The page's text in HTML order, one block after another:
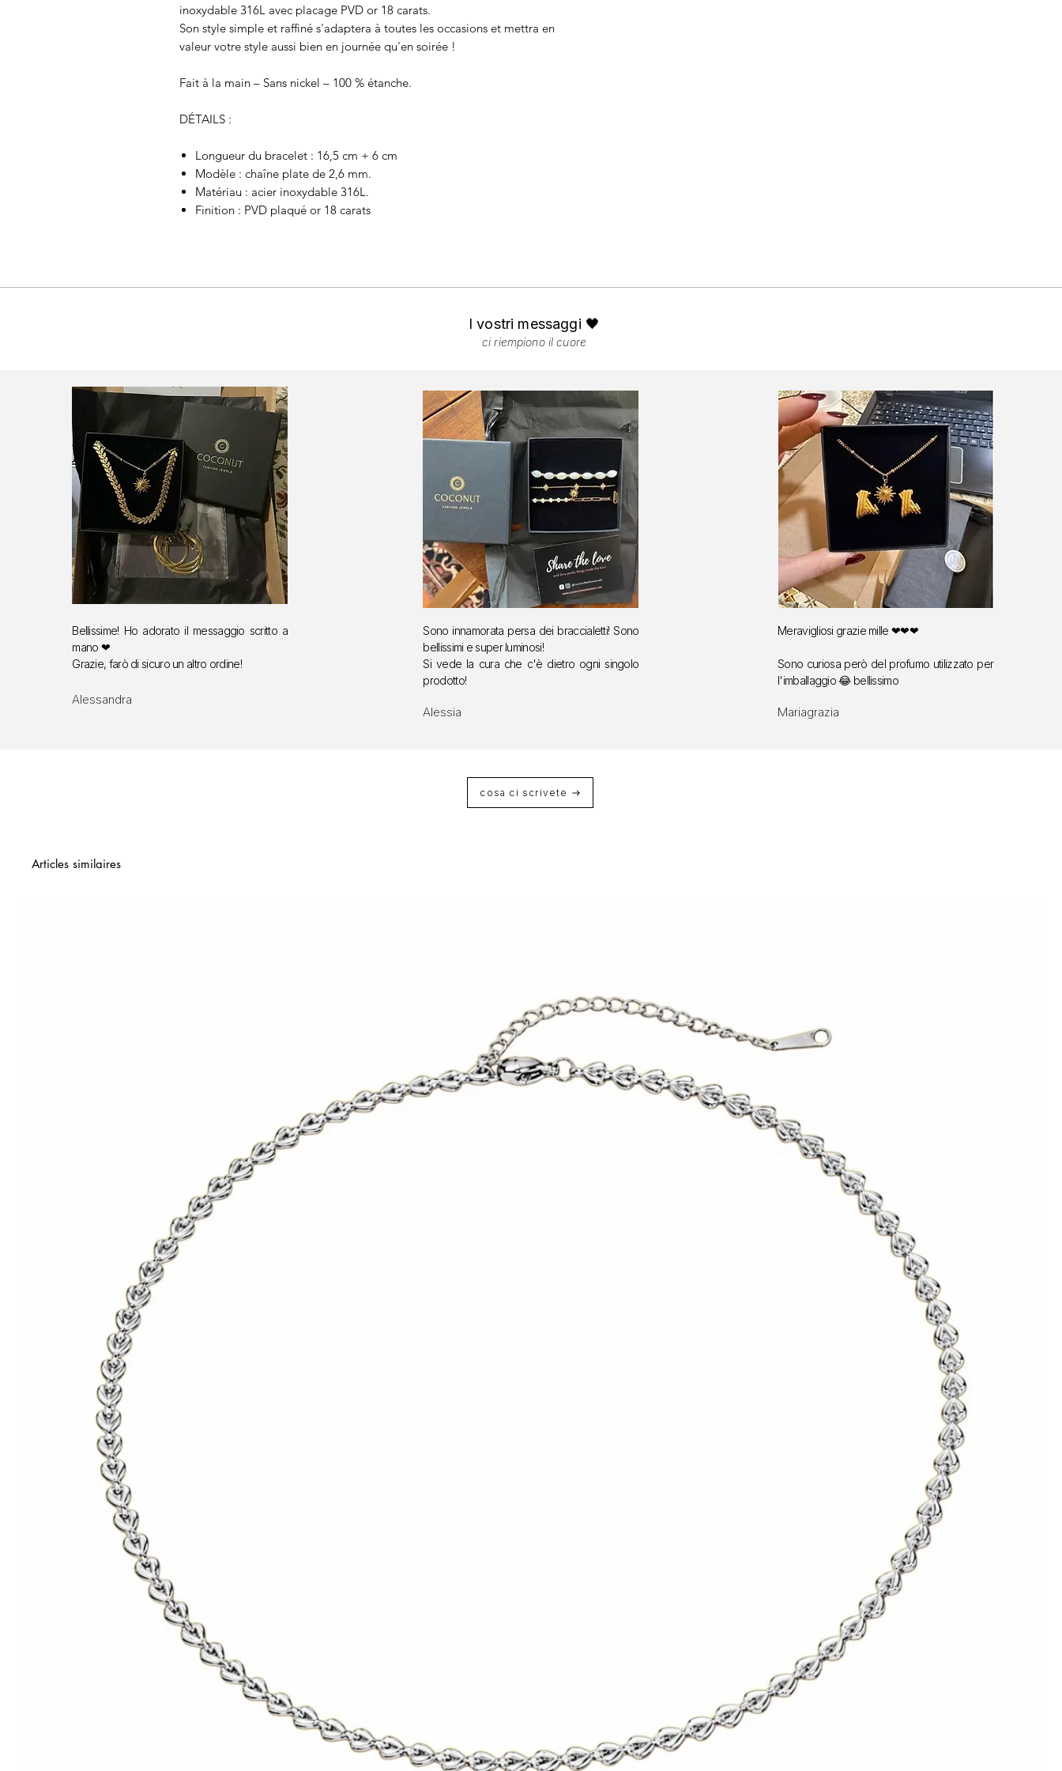
inoxydable 316L avec placage PVD or 18 carats.
Son style simple et raffiné s'adaptera à toutes les occasions et mettra en
valeur votre style aussi bien en journée qu'en soirée !
Fait à la main – Sans nickel – 100 % étanche.
DÉTAILS :
Longueur du bracelet : 16,5 cm + 6 cm
Modèle : chaîne plate de 2,6 mm.
Matériau : acier inoxydable 316L.
Finition : PVD plaqué or 18 carats
I vostri messaggi 🖤
ci riempiono il cuore
Bellissime! Ho adorato il messaggio scritto a
mano ❤
Grazie, farò di sicuro un altro ordine!
Alessandra
Sono innamorata persa dei braccialetti!Sono
bellissimi e super luminosi!
Si vede la cura che c'è dietro ogni singolo
prodotto!
Alessia
Meravigliosi grazie mille ❤❤❤
Sono curiosa però del profumo utilizzato per
l'imballaggio 😂 bellissimo
Mariagrazia
cosa ci scrivete
Articles similaires